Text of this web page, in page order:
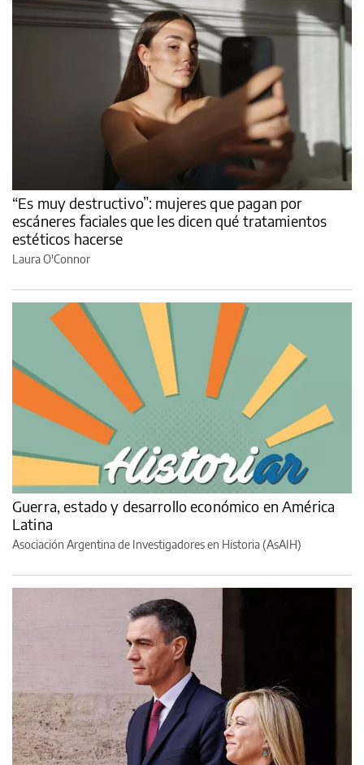
“Es muy destructivo”: mujeres que pagan por
escáneres faciales que les dicen qué tratamientos
estéticos hacerse
Laura O'Connor
Guerra, estado y desarrollo económico en América
Latina
Asociación Argentina de Investigadores en Historia (AsAIH)